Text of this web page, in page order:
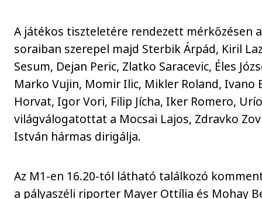
A játékos tiszteletére rendezett mérkőzésen
soraiban szerepel majd Sterbik Árpád, Kiril
Sesum, Dejan Peric, Zlatko Saracevic, Éles
Marko Vujin, Momir Ilic, Mikler Roland, Ivano
Horvat, Igor Vori, Filip Jícha, Iker Romero,
világválogatottat a Mocsai Lajos, Zdravko
István hármas dirigálja.
Az M1-en 16.20-tól látható találkozó
a pályaszéli riporter Mayer Ottília és Mohay